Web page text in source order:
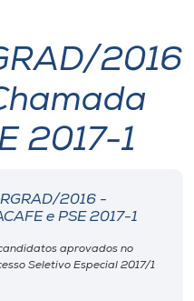
2016
2017-1
2016 -
e PSE 2017-1
aprovados no
Seletivo Especial 2017/1